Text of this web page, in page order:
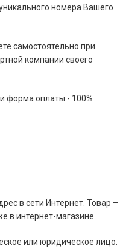
номера Вашего
самостоятельно при
компании своего
форма оплаты - 100%
в сети Интернет. Товар –
в интернет-магазине.
или юридическое лицо.